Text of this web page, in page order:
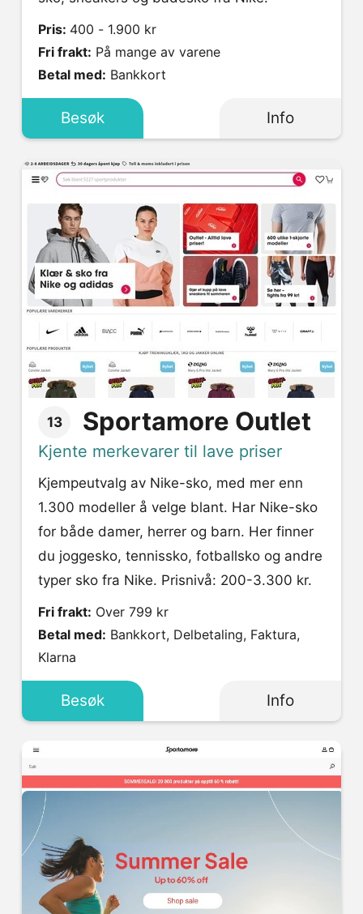
Pris: 400 - 1.900 kr
Fri frakt: På mange av varene
Betal med: Bankkort
Besøk Info
13 Sportamore Outlet
Kjente merkevarer til lave priser
Kjempeutvalg av Nike-sko, med mer enn
1.300 modeller å velge blant. Har Nike-sko
for både damer, herrer og barn. Her finner
du joggesko, tennissko, fotballsko og andre
typer sko fra Nike. Prisnivå: 200-3.300 kr.
Fri frakt: Over 799 kr
Betal med:
Klarna
Besøk Info